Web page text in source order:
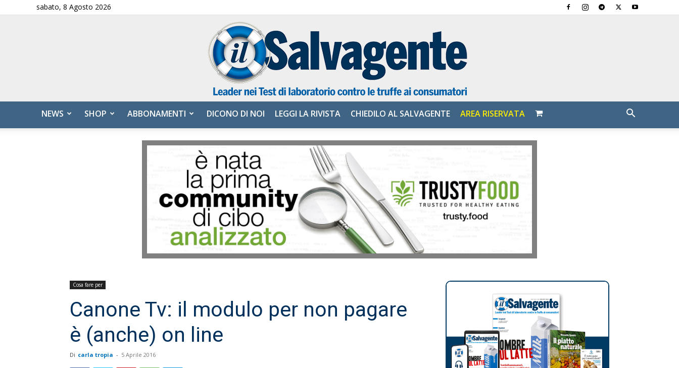
sabato, 8 Agosto 2026
Salvagente
NEWS SHOP ABBONAMENTI DICONO DI NOI LEGGI LA RIVISTA CHIEDILO AL SALVAGENTE AREA RISERVATA
Cosa fare per
Canone Tv: il modulo per non pagare
è (anche) on line
Di carla tropia - 5 Aprile 2016